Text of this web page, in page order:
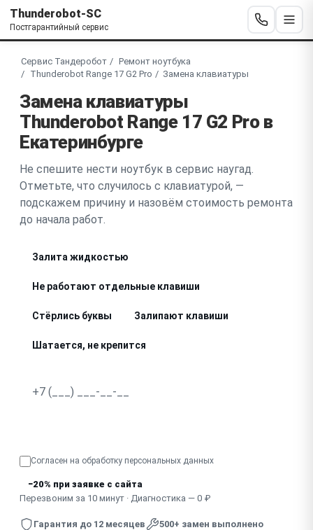
Thunderobot-SC
Постгарантийный сервис
Сервис Тандеробот
Ремонт ноутбука
Thunderobot Range 17 G2 Pro
Замена клавиатуры
Замена клавиатуры
Thunderobot Range 17 G2 Pro в
Екатеринбурге
Не спешите нести ноутбук в сервис наугад.
Отметьте, что случилось с клавиатурой, —
подскажем причину и назовём стоимость ремонта
до начала работ.
Залита жидкостью
Не работают отдельные клавиши
Стёрлись буквы Залипают клавиши
Шатается, не крепится
Клавиатура не реагирует полностью
Скрипит, дребезжит при наборе
Согласен на обработку персональных данных
−20% при заявке с сайта
Перезвоним за 10 минут · Диагностика — 0 ₽
Гарантия до 12 месяцев
500+ замен выполнено